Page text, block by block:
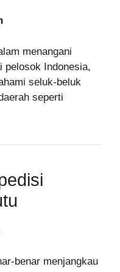
menangani
pelosok Indonesia,
seluk-beluk
seperti
benar menjangkau